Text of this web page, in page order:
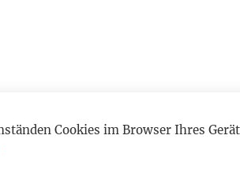
Cookies im Browser Ihres